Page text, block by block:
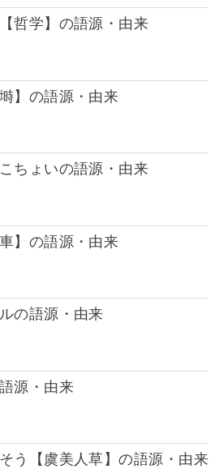
哲学】の語源・由来
】の語源・由来
ちょいの語源・由来
】の語源・由来
の語源・由来
源・由来
う【虞美人草】の語源・由来